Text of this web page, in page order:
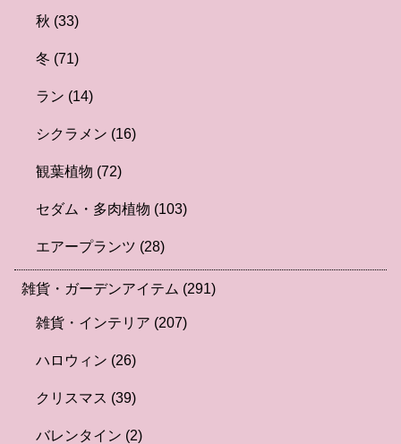
秋 (33)
冬 (71)
ラン (14)
シクラメン (16)
観葉植物 (72)
セダム・多肉植物 (103)
エアープランツ (28)
雑貨・ガーデンアイテム (291)
雑貨・インテリア (207)
ハロウィン (26)
クリスマス (39)
バレンタイン (2)